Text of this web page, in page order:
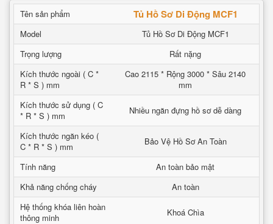
Tên sản phẩm Tủ Hồ Sơ Di Động MCF1
Model
Tủ Hồ Sơ Di Động MCF1
Trọng lượng
Rất nặng
Kích thước ngoài ( C *
R * S ) mm
Cao 2115 * Rộng 3000 * Sâu 2140
mm
Kích thước sử dụng ( C
* R * S ) mm
Nhiều ngăn đựng hồ sơ dễ dàng
Kích thước ngăn kéo (
C * R * S ) mm
Bảo Vệ Hồ Sơ An Toàn
Tính năng
An toàn bảo mật
Khả năng chống cháy
An toàn
Hệ thống khóa liên hoàn
thông minh
Khoá Chìa